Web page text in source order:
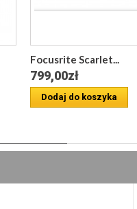
Focusrite Scarlet...
799,00zł
Dodaj do koszyka